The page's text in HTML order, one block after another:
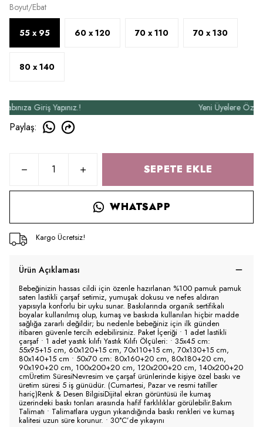
Boyut/Ebat
55 x 95 60 x 120 70 x 110 70 x 130
80 x 140
Giriş Yapınız.! Yeni Üyelere Özel
Paylaş:
SEPETE EKLE
WHATSAPP
Kargo Ücretsiz!
Ürün Açıklaması
Bebeğinizin hassas cildi için özenle hazırlanan %100 pamuk pamuk
saten lastikli çarşaf setimiz, yumuşak dokusu ve nefes aldıran
yapısıyla konforlu bir uyku sunar. Baskılarında organik sertifikalı
boyalar kullanılmış olup, kumaş ve baskıda kullanılan hiçbir madde
sağlığa zararlı değildir; bu nedenle bebeğiniz için ilk günden
itibaren güvenle tercih edebilirsiniz. Paket İçeriği • 1 adet lastikli
çarşaf • 1 adet yastık kılıfı Yastık Kılıfı Ölçüleri: • 35x45 cm:
55x95+15 cm, 60x120+15 cm, 70x110+15 cm, 70x130+15 cm,
80x140+15 cm • 50x70 cm: 80x160+20 cm, 80x180+20 cm,
90x190+20 cm, 100x200+20 cm, 120x200+20 cm, 140x200+20
cmÜretim SüresiNevresim ve çarşaf ürünlerinde kişiye özel baskı ve
üretim süresi 5 iş günüdür. (Cumartesi, Pazar ve resmi tatiller
hariç)Renk & Desen BilgisiDijital ekran görüntüsü ile kumaş
üzerindeki baskı tonları arasında hafif farklılıklar görülebilir.Bakım
Talimatı • Talimatlara uygun yıkandığında baskı renkleri ve kumaş
kalitesi uzun süre korunur. • 30°C’de yıkayını